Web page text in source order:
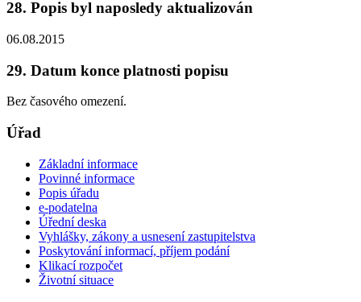
28. Popis byl naposledy aktualizován
06.08.2015
29. Datum konce platnosti popisu
Bez časového omezení.
Úřad
Základní informace
Povinné informace
Popis úřadu
e-podatelna
Úřední deska
Vyhlášky, zákony a usnesení zastupitelstva
Poskytování informací, příjem podání
Klikací rozpočet
Životní situace